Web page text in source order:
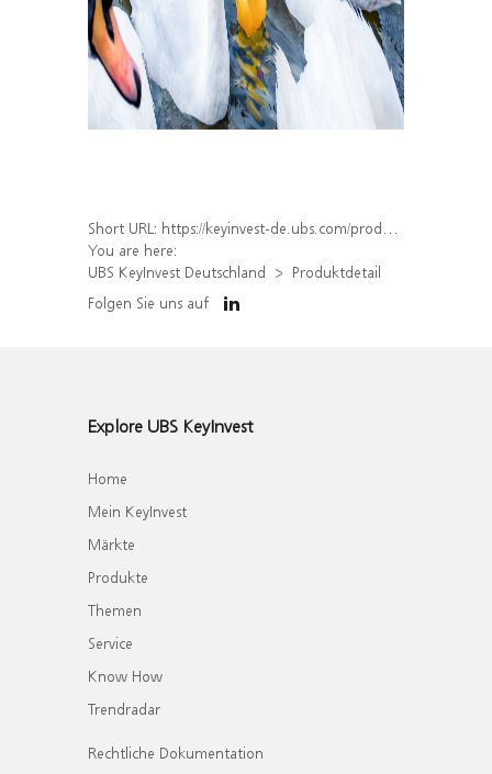
Short URL: https://keyinvest-de.ubs.com/produkt/detail/index/isin/DE000WA8NGW8
You are here:
UBS KeyInvest Deutschland
Produktdetail
Folgen Sie uns auf
Explore UBS KeyInvest
Home
Mein KeyInvest
Märkte
Produkte
Themen
Service
Know How
Trendradar
Rechtliche Dokumentation